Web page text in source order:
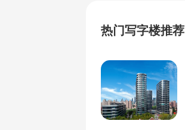
热门写字楼推荐